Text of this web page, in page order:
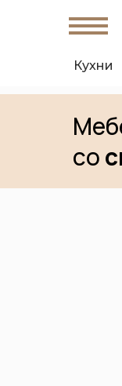
Кухни
со